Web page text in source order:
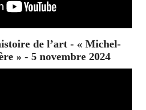
de l’art - « Michel-
» - 5 novembre 2024